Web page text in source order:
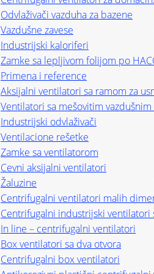
Odvlaživači vazduha za bazene
Vazdušne zavese
Industrijski kaloriferi
Zamke sa lepljivom folijom po
Primena i reference
Aksijalni ventilatori sa ramom za
Ventilatori sa mešovitim
Industrijski odvlaživači
Ventilacione rešetke
Zamke sa ventilatorom
Cevni aksijalni ventilatori
Žaluzine
Centrifugalni ventilatori malih
Centrifugalni industrijski
In line – centrifugalni ventilatori
Box ventilatori sa dva otvora
Centrifugalni box ventilatori